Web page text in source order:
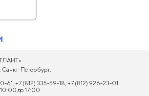
Санкт-Петербург,
61, +7 (812) 335-59-18, +7 (812) 926-23-01
до 17:00